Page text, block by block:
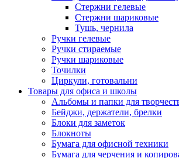
Стержни гелевые
Стержни шариковые
Тушь, чернила
Ручки гелевые
Ручки стираемые
Ручки шариковые
Точилки
Циркули, готовальни
Товары для офиса и школы
Альбомы и папки для
Бейджи, держатели, брелки
Блоки для заметок
Блокноты
Бумага для офисной техники
Бумага для черчения и